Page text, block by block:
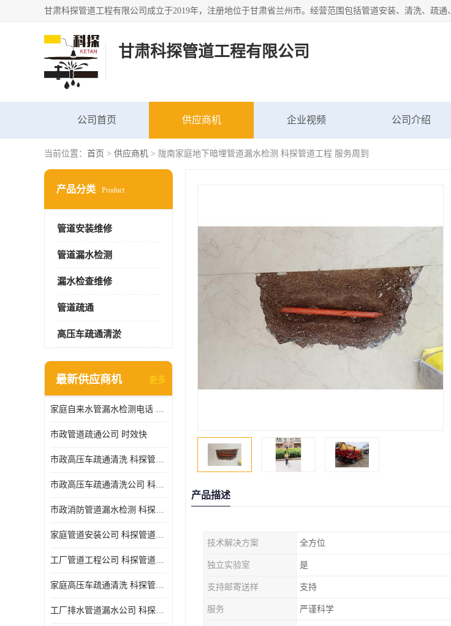
甘肃科探管道工程有限公司
公司首页 供应商机 企业视频 公司介绍
当前位置： 首页 > 供应商机 > 陇南家庭地下暗埋管道漏水检测 科探管道工程 服务周到
产品分类 Product
管道安装维修
管道漏水检测
漏水检查维修
管道疏通
高压车疏通清淤
最新供应商机 更多
家庭自来水管漏水检测电话 服务周到
市政管道疏通公司 时效快
市政高压车疏通清洗 科探管道工程 设备齐
市政高压车疏通清洗公司 科探管道工程 经验丰富
市政消防管道漏水检测 科探管道工程 快速上门
家庭管道安装公司 科探管道工程 团队服务
工厂管道工程公司 科探管道工程 时效快
家庭高压车疏通清洗 科探管道工程 服务周到
工厂排水管道漏水公司 科探管道工程 快速上门
产品描述
技术解决方案 全方位
独立实验室 是
支持邮寄送样 支持
服务 严谨科学